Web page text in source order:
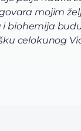
mojim
biohemija
celokunog